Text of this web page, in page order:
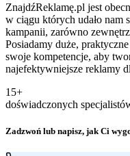
ZnajdźReklamę.pl jest
w ciągu których udało nam
kampanii, zarówno
Posiadamy duże,
swoje kompetencje, aby
najefektywniejsze reklamy
15+
doświadczonych
Zadzwoń lub napisz, jak Ci